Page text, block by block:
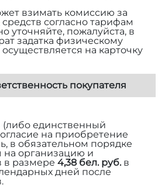
взимать комиссию за
согласно тарифам
уточняйте, пожалуйста, в
задатка физическому
на карточку
покупателя
(либо единственный
на приобретение
в обязательном порядке
на организацию и
в размере 4,38 бел. руб.в
дней после